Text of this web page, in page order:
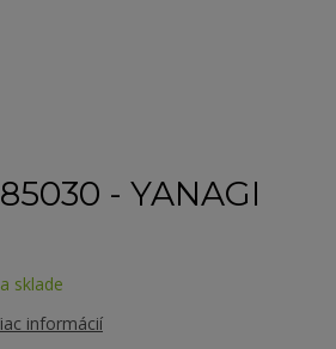
- YANAGI
sklade
informácií